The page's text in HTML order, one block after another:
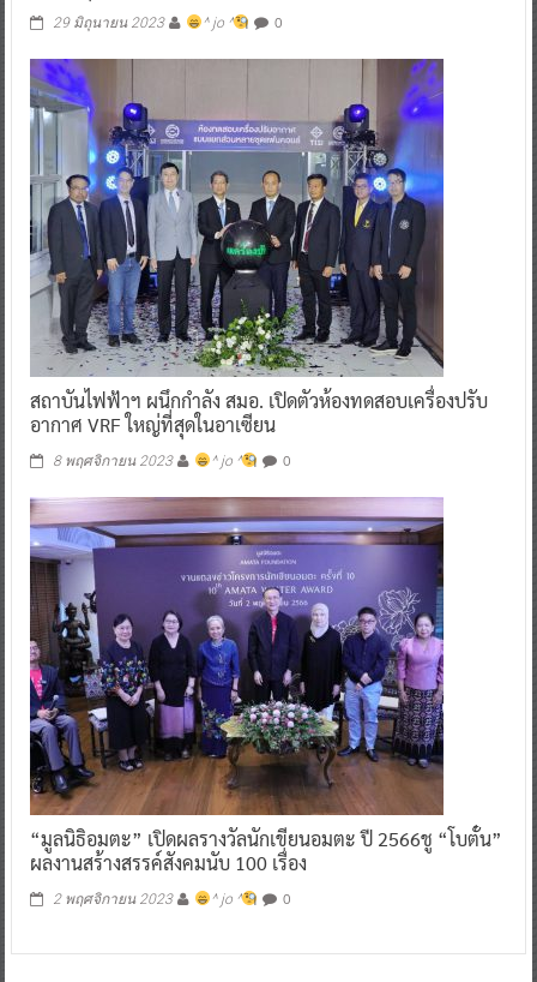
29 มิถุนายน 2023 ^ jo ^ 0
สถาบันไฟฟ้าฯ ผนึกกำลัง สมอ. เปิดตัวห้องทดสอบเครื่องปรับ
อากาศ VRF ใหญ่ที่สุดในอาเซียน
8 พฤศจิกายน 2023 ^ jo ^ 0
“มูลนิธิอมตะ” เปิดผลรางวัลนักเขียนอมตะ ปี 2566ชู “โบตั๋น”
ผลงานสร้างสรรค์สังคมนับ 100 เรื่อง
2 พฤศจิกายน 2023 ^ jo ^ 0